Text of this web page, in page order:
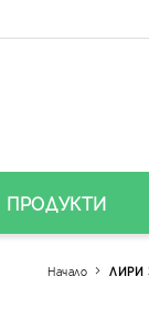
ПРОДУКТИ
Начало ЛИРИ